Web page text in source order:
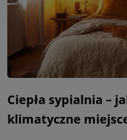
Ciepła sypialnia –
klimatyczne